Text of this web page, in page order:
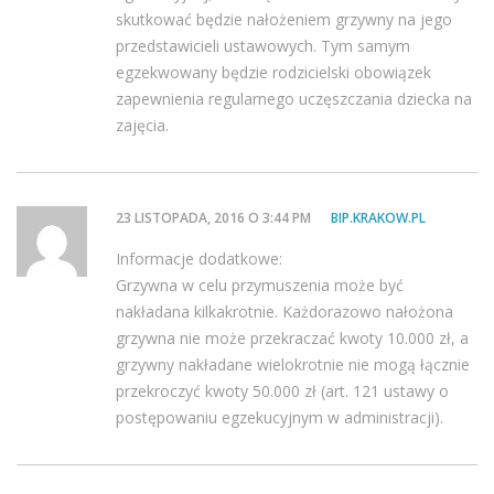
skutkować będzie nałożeniem grzywny na jego
przedstawicieli ustawowych. Tym samym
egzekwowany będzie rodzicielski obowiązek
zapewnienia regularnego uczęszczania dziecka na
zajęcia.
23 LISTOPADA, 2016 O 3:44 PM BIP.KRAKOW.PL
Informacje dodatkowe:
Grzywna w celu przymuszenia może być
nakładana kilkakrotnie. Każdorazowo nałożona
grzywna nie może przekraczać kwoty 10.000 zł, a
grzywny nakładane wielokrotnie nie mogą łącznie
przekroczyć kwoty 50.000 zł (art. 121 ustawy o
postępowaniu egzekucyjnym w administracji).